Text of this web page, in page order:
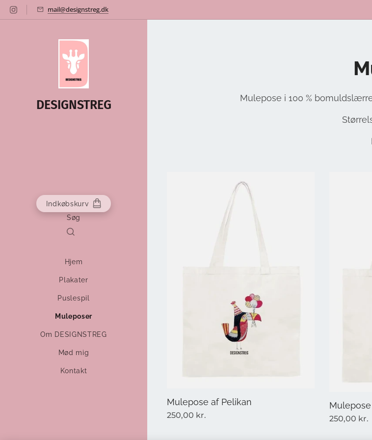
mail@designstreg.dk
DESIGNSTREG
Indkøbskurv
Søg
Hjem
Plakater
Puslespil
Muleposer
Om DESIGNSTREG
Mød mig
Kontakt
Mulepose i 100 %
Mulepose af Pelikan
250,00 kr. 250,00 kr.